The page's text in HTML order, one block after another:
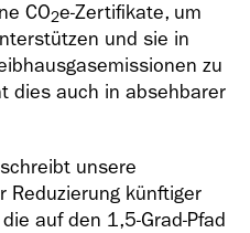
CO2e-Zertifikate, um
und sie in
zu
dies auch in absehbarer
unsere
Reduzierung künftiger
auf den 1,5-Grad-Pfad